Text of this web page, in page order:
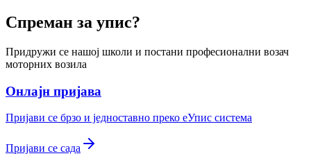
Спреман за упис?
Придружи се нашој школи и постани професионални возач
моторних возила
Онлајн пријава
Пријави се брзо и једноставно преко eУпис система
Пријави се сада